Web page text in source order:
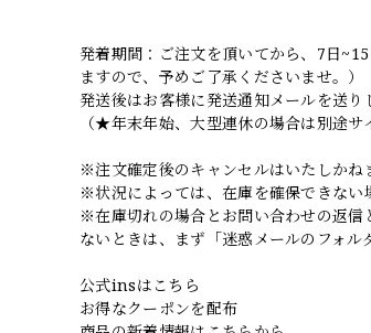
発着期間：ご注文を頂いてから、7日
ますので、予めご了承くださいませ。）
発送後はお客様に発送通知メールを送り
（★年末年始、大型連休の場合は別途サ
※注文確定後のキャンセルはいたしかね
※状況によっては、在庫を確保できない
※在庫切れの場合とお問い合わせの返信
ないときは、まず「迷惑メールのフォル
公式insはこちら
お得なクーポンを配布